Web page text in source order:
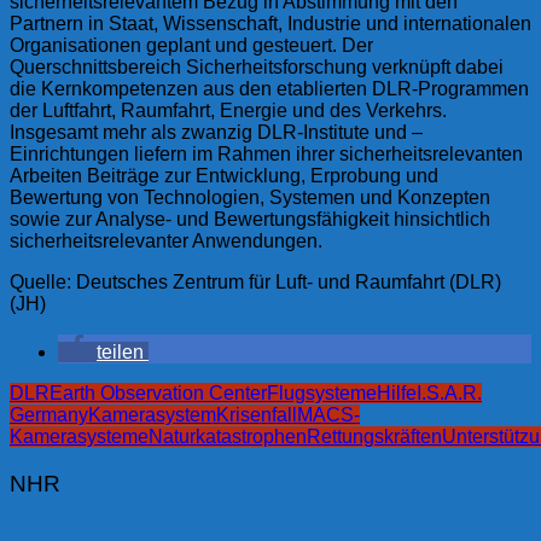
Partnern in Staat, Wissenschaft, Industrie und internationalen
Organisationen geplant und gesteuert. Der
Querschnittsbereich Sicherheitsforschung verknüpft dabei
die Kernkompetenzen aus den etablierten DLR-Programmen
der Luftfahrt, Raumfahrt, Energie und des Verkehrs.
Insgesamt mehr als zwanzig DLR-Institute und –
Einrichtungen liefern im Rahmen ihrer sicherheitsrelevanten
Arbeiten Beiträge zur Entwicklung, Erprobung und
Bewertung von Technologien, Systemen und Konzepten
sowie zur Analyse- und Bewertungsfähigkeit hinsichtlich
sicherheitsrelevanter Anwendungen.
Quelle: Deutsches Zentrum für Luft- und Raumfahrt (DLR)
(JH)
teilen
DLREarth Observation CenterFlugsystemeHilfe I.S.A.R.
GermanyKamerasystemKrisenfall
MACS-
KamerasystemeNaturkatastrophenRettungskräften
NHR